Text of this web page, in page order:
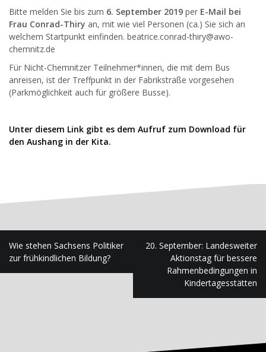
Bitte melden Sie bis zum 6. September 2019 per E-Mail bei
Frau Conrad-Thiry an, mit wie viel Personen (ca.) Sie sich an
welchem Startpunkt einfinden. beatrice.conrad-thiry@awo-
chemnitz.de
Für Nicht-Chemnitzer Teilnehmer*innen, die mit dem Bus
anreisen, ist der Treffpunkt in der Fabrikstraße vorgesehen
(Parkmöglichkeit auch für größere Busse).
Unter diesem Link gibt es dem Aufruf zum Download für
den Aushang in der Kita.
Beitragsnavigation
Wie stehen Sachsens Politiker
zur frühkindlichen Bildung?
20. September: Landesweiter
Aktionstag für bessere
Rahmenbedingungen in
Kindertagesstätten